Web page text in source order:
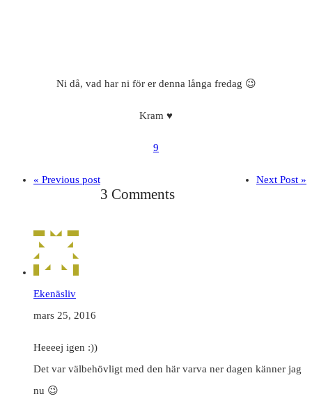
Ni då, vad har ni för er denna långa fredag 😉
Kram ♥
9
« Previous post Next Post »
3 Comments
Ekenäsliv
mars 25, 2016
Heeeej igen :))
Det var välbehövligt med den här varva ner dagen känner jag
nu 😉